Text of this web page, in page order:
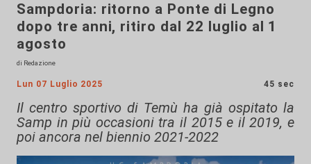
Sampdoria: ritorno a Ponte di Legno
dopo tre anni, ritiro dal 22 luglio al 1
agosto
di Redazione
Lun 07 Luglio 2025 45 sec
Il centro sportivo di Temù ha già ospitato la
Samp in più occasioni tra il 2015 e il 2019, e
poi ancora nel biennio 2021-2022